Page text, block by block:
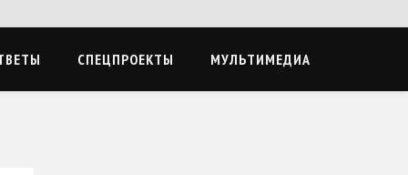
СПЕЦПРОЕКТЫ МУЛЬТИМЕДИА